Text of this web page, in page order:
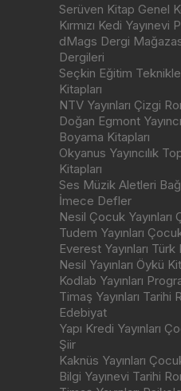
Serüven Kitap Genel
Kırmızı Kedi Yayınevi
dMags Dergi
Dergileri
Seçkin Eğitim
Kitapları
NTV Yayınları Çizgi
Doğan Egmont
Boyama Kitapları
Okyanus Yayıncılık
Kitapları
Ses Müzik Aletleri
İmece Defler
Nesil Çocuk
Tudem Yayınları
Everest Yayınları
Nesil Yayınları Öykü
Kodlab Yayınları
Timaş Yayınları Tarihi
Edebiyat
Yapı Kredi Yayınları
Şiir
Kaknüs Yayınları
Bilgi Yayınevi Tarihi